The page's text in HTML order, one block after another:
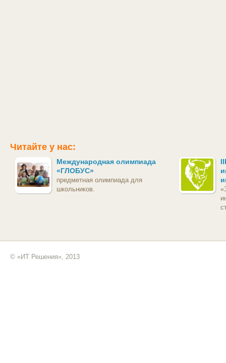
Читайте у нас:
Международная олимпиада
«ГЛОБУС»
предметная олимпиада для
школьников.
© «ИТ Решения», 2013